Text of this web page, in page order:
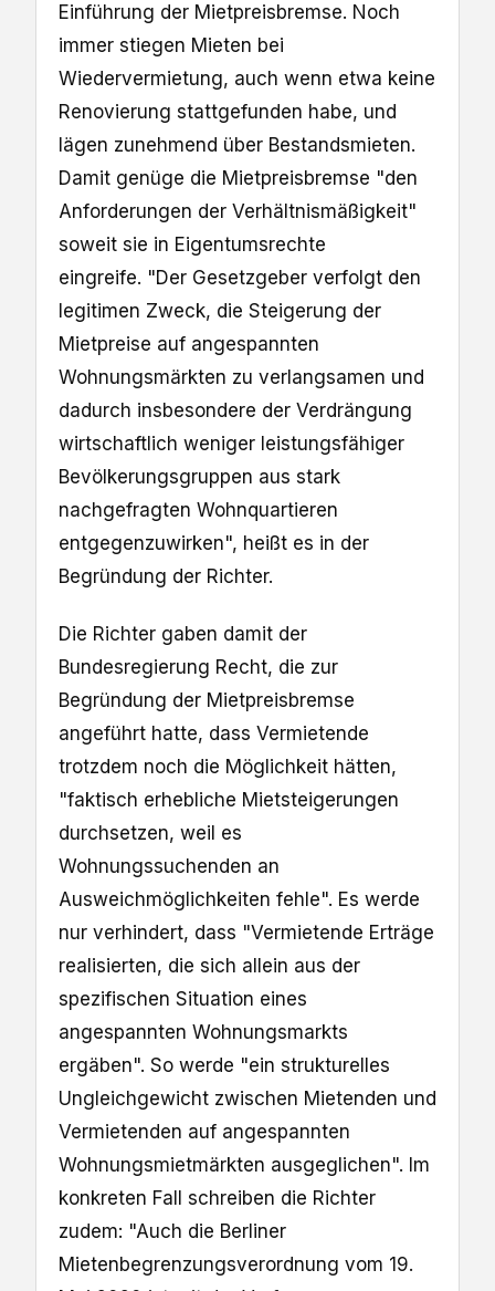
Einführung der Mietpreisbremse. Noch
immer stiegen Mieten bei
Wiedervermietung, auch wenn etwa keine
Renovierung stattgefunden habe, und
lägen zunehmend über Bestandsmieten.
Damit genüge die Mietpreisbremse "den
Anforderungen der Verhältnismäßigkeit"
soweit sie in Eigentumsrechte
eingreife. "Der Gesetzgeber verfolgt den
legitimen Zweck, die Steigerung der
Mietpreise auf angespannten
Wohnungsmärkten zu verlangsamen und
dadurch insbesondere der Verdrängung
wirtschaftlich weniger leistungsfähiger
Bevölkerungsgruppen aus stark
nachgefragten Wohnquartieren
entgegenzuwirken", heißt es in der
Begründung der Richter.
Die Richter gaben damit der
Bundesregierung Recht, die zur
Begründung der Mietpreisbremse
angeführt hatte, dass Vermietende
trotzdem noch die Möglichkeit hätten,
"faktisch erhebliche Mietsteigerungen
durchsetzen, weil es
Wohnungssuchenden an
Ausweichmöglichkeiten fehle". Es werde
nur verhindert, dass "Vermietende Erträge
realisierten, die sich allein aus der
spezifischen Situation eines
angespannten Wohnungsmarkts
ergäben". So werde "ein strukturelles
Ungleichgewicht zwischen Mietenden und
Vermietenden auf angespannten
Wohnungsmietmärkten ausgeglichen". Im
konkreten Fall schreiben die Richter
zudem: "Auch die Berliner
Mietenbegrenzungsverordnung vom 19.